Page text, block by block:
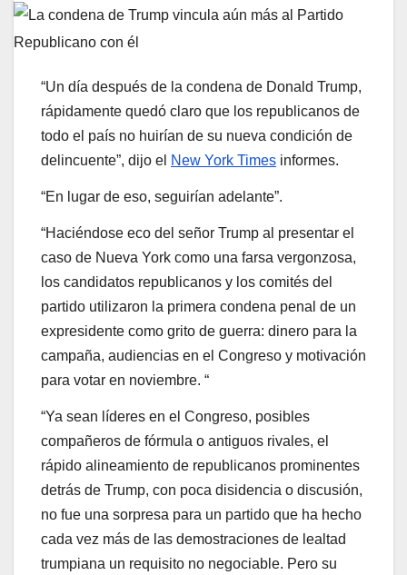
“Un día después de la condena de Donald Trump,
rápidamente quedó claro que los republicanos de
todo el país no huirían de su nueva condición de
delincuente”, dijo el New York Times informes.
“En lugar de eso, seguirían adelante”.
“Haciéndose eco del señor Trump al presentar el
caso de Nueva York como una farsa vergonzosa,
los candidatos republicanos y los comités del
partido utilizaron la primera condena penal de un
expresidente como grito de guerra: dinero para la
campaña, audiencias en el Congreso y motivación
para votar en noviembre. “
“Ya sean líderes en el Congreso, posibles
compañeros de fórmula o antiguos rivales, el
rápido alineamiento de republicanos prominentes
detrás de Trump, con poca disidencia o discusión,
no fue una sorpresa para un partido que ha hecho
cada vez más de las demostraciones de lealtad
trumpiana un requisito no negociable. Pero su